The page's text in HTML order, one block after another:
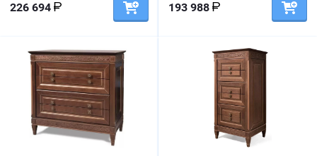
226 694 193 988